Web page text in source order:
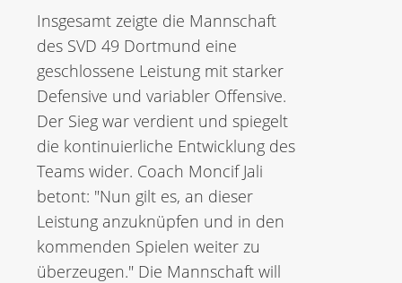
Insgesamt zeigte die Mannschaft
des SVD 49 Dortmund eine
geschlossene Leistung mit starker
Defensive und variabler Offensive.
Der Sieg war verdient und spiegelt
die kontinuierliche Entwicklung des
Teams wider. Coach Moncif Jali
betont: "Nun gilt es, an dieser
Leistung anzuknüpfen und in den
kommenden Spielen weiter zu
überzeugen." Die Mannschaft will